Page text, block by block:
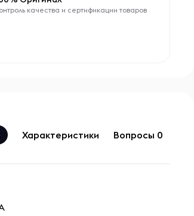
качества и сертификации товаров
Характеристики Вопросы 0